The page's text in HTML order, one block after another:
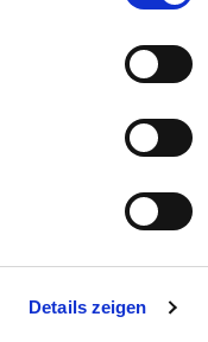
Details zeigen
1-2 Werktage